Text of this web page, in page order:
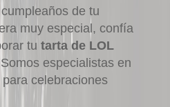
de tu
muy especial, confía
tu tarta de LOL
especialistas en
celebraciones